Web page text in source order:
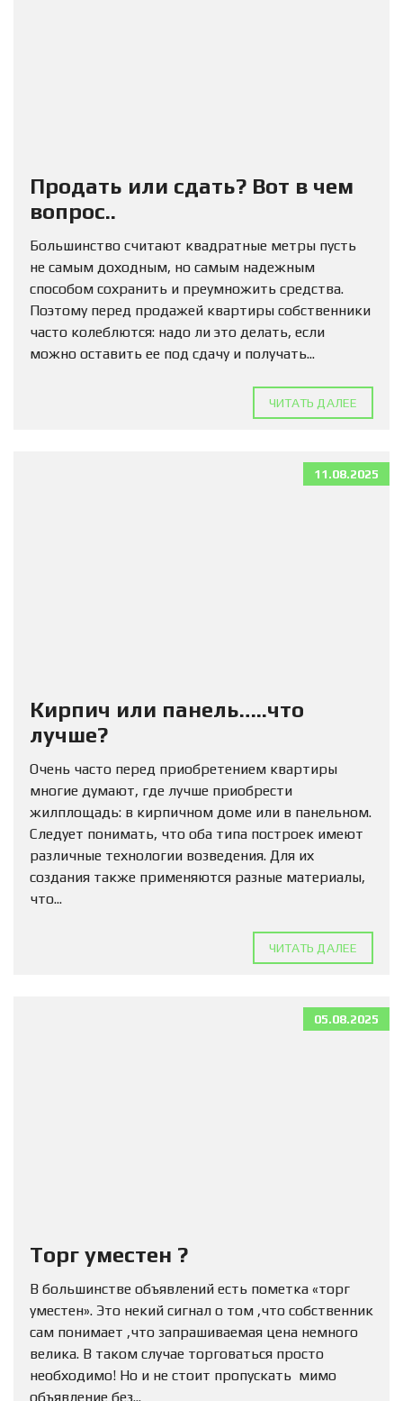
Продать или сдать? Вот в чем
вопрос..
Большинство считают квадратные метры пусть
не самым доходным, но самым надежным
способом сохранить и преумножить средства.
Поэтому перед продажей квартиры собственники
часто колеблются: надо ли это делать, если
можно оставить ее под сдачу и получать...
ЧИТАТЬ ДАЛЕЕ
11.08.2025
Кирпич или панель…..что
лучше?
Очень часто перед приобретением квартиры
многие думают, где лучше приобрести
жилплощадь: в кирпичном доме или в панельном.
Следует понимать, что оба типа построек имеют
различные технологии возведения. Для их
создания также применяются разные материалы,
что...
ЧИТАТЬ ДАЛЕЕ
05.08.2025
Торг уместен ?
В большинстве объявлений есть пометка «торг
уместен». Это некий сигнал о том ,что собственник
сам понимает ,что запрашиваемая цена немного
велика. В таком случае торговаться просто
необходимо! Но и не стоит пропускать мимо
объявление без...